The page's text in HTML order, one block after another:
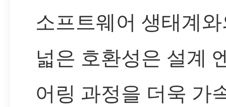
소프트웨어 생태계
넓은 호환성은 설계
어링 과정을 더욱 가